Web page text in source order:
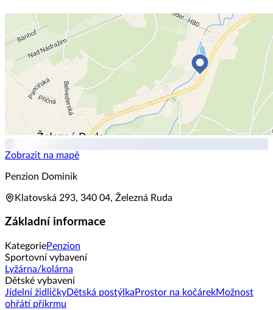
Zobrazit na mapě
Penzion Dominik
Klatovská 293, 340 04, Železná Ruda
Základní informace
KategoriePenzion
Sportovní vybavení
Lyžárna/kolárna
Dětské vybavení
Jídelní židličkyDětská postýlka Prostor na kočárekMožnost
ohřátí příkrmu